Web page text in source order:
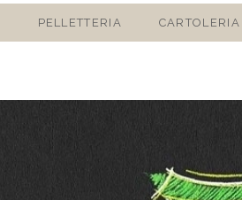
PELLETTERIA CARTOLERIA